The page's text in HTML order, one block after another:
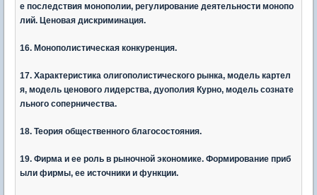
е последствия монополии, регулирование деятельности монопо
лий. Ценовая дискриминация.
16. Монополистическая конкуренция.
17. Характеристика олигополистического рынка, модель картел
я, модель ценового лидерства, дуополия Курно, модель сознате
льного соперничества.
18. Теория общественного благосостояния.
19. Фирма и ее роль в рыночной экономике. Формирование приб
ыли фирмы, ее источники и функции.